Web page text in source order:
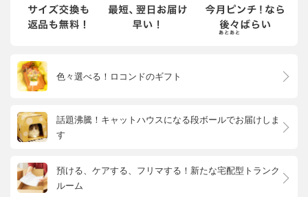
色々選べる！ロコンドのギフト
話題沸騰！キャットハウスになる段ボールでお届けしま
す
預ける、ケアする、フリマする！新たな宅配型トランク
ルーム